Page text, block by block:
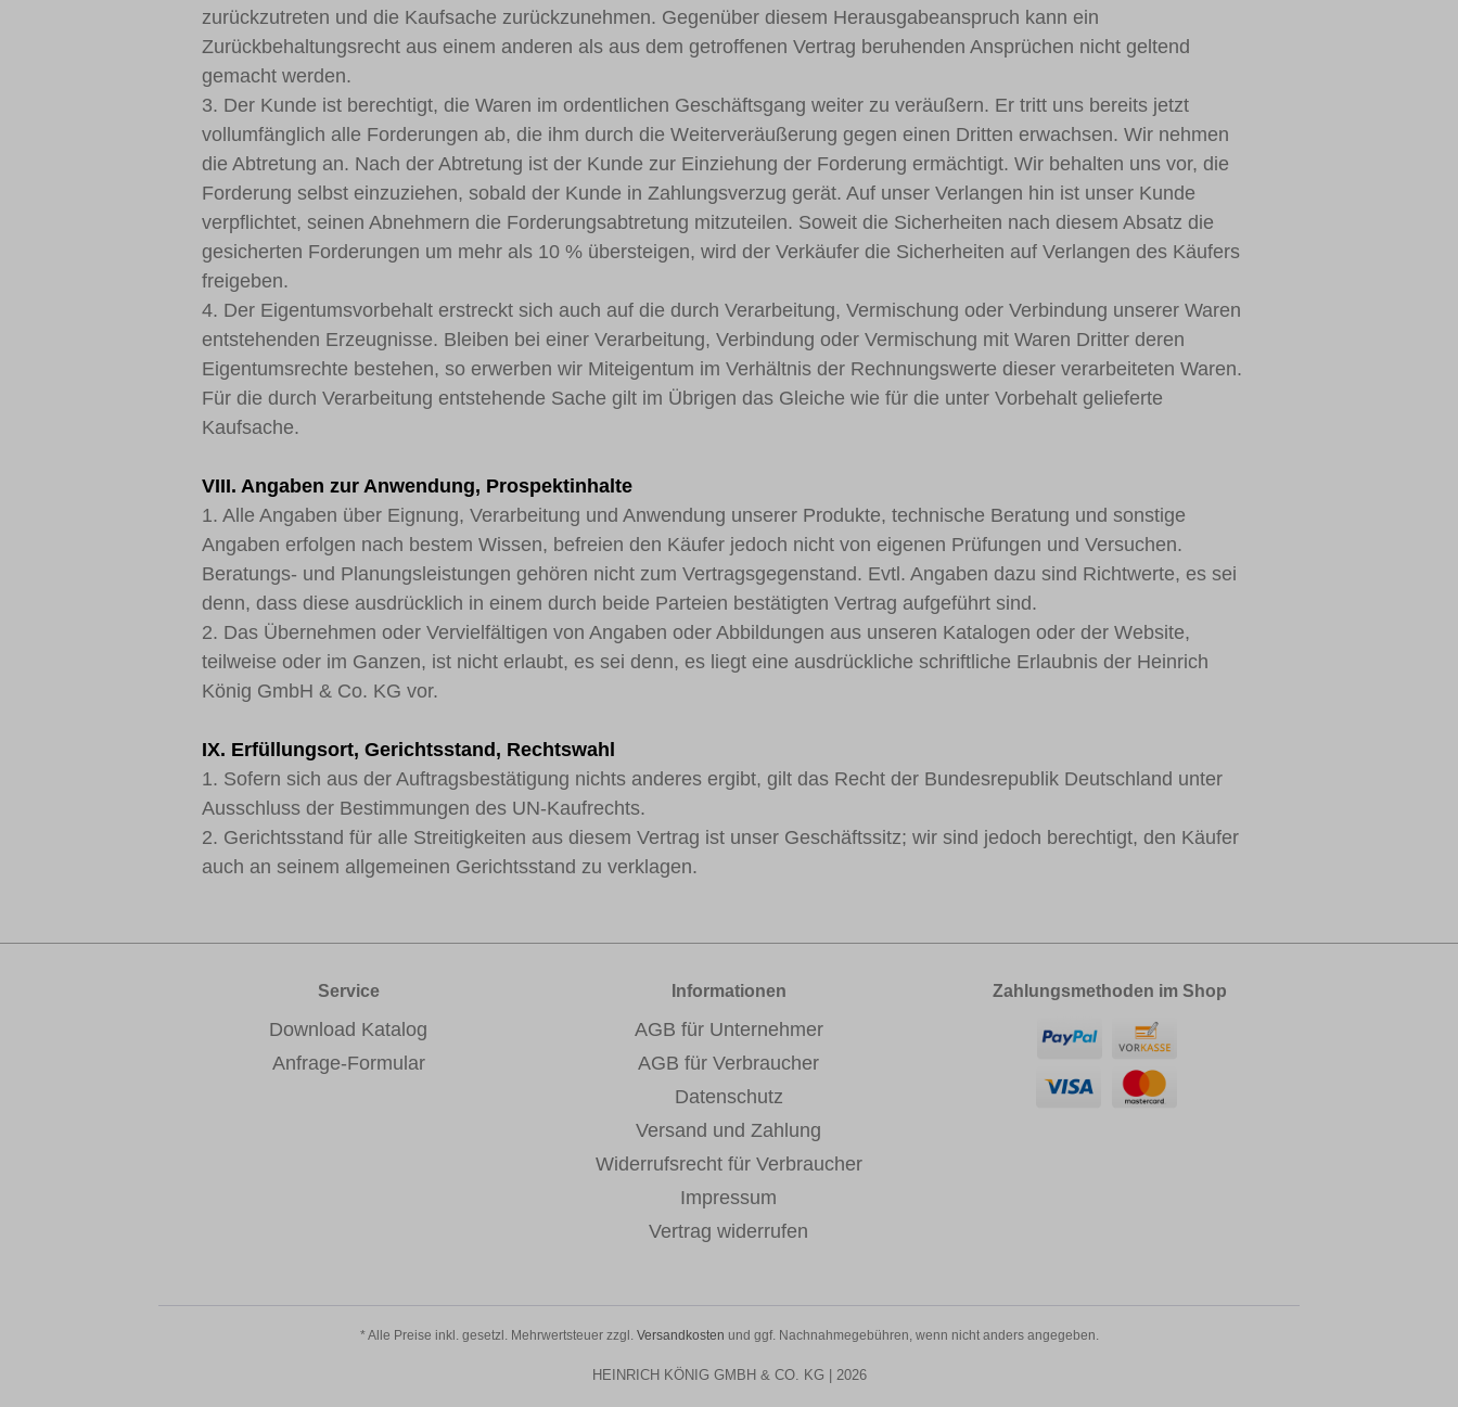
zurückzutreten und die Kaufsache zurückzunehmen. Gegenüber diesem Herausgabeanspruch kann ein
Zurückbehaltungsrecht aus einem anderen als aus dem getroffenen Vertrag beruhenden Ansprüchen nicht geltend
gemacht werden.
3. Der Kunde ist berechtigt, die Waren im ordentlichen Geschäftsgang weiter zu veräußern. Er tritt uns bereits jetzt
vollumfänglich alle Forderungen ab, die ihm durch die Weiterveräußerung gegen einen Dritten erwachsen. Wir nehmen
die Abtretung an. Nach der Abtretung ist der Kunde zur Einziehung der Forderung ermächtigt. Wir behalten uns vor, die
Forderung selbst einzuziehen, sobald der Kunde in Zahlungsverzug gerät. Auf unser Verlangen hin ist unser Kunde
verpflichtet, seinen Abnehmern die Forderungsabtretung mitzuteilen. Soweit die Sicherheiten nach diesem Absatz die
gesicherten Forderungen um mehr als 10 % übersteigen, wird der Verkäufer die Sicherheiten auf Verlangen des Käufers
freigeben.
4. Der Eigentumsvorbehalt erstreckt sich auch auf die durch Verarbeitung, Vermischung oder Verbindung unserer Waren
entstehenden Erzeugnisse. Bleiben bei einer Verarbeitung, Verbindung oder Vermischung mit Waren Dritter deren
Eigentumsrechte bestehen, so erwerben wir Miteigentum im Verhältnis der Rechnungswerte dieser verarbeiteten Waren.
Für die durch Verarbeitung entstehende Sache gilt im Übrigen das Gleiche wie für die unter Vorbehalt gelieferte
Kaufsache.
VIII. Angaben zur Anwendung, Prospektinhalte
1. Alle Angaben über Eignung, Verarbeitung und Anwendung unserer Produkte, technische Beratung und sonstige
Angaben erfolgen nach bestem Wissen, befreien den Käufer jedoch nicht von eigenen Prüfungen und Versuchen.
Beratungs- und Planungsleistungen gehören nicht zum Vertragsgegenstand. Evtl. Angaben dazu sind Richtwerte, es sei
denn, dass diese ausdrücklich in einem durch beide Parteien bestätigten Vertrag aufgeführt sind.
2. Das Übernehmen oder Vervielfältigen von Angaben oder Abbildungen aus unseren Katalogen oder der Website,
teilweise oder im Ganzen, ist nicht erlaubt, es sei denn, es liegt eine ausdrückliche schriftliche Erlaubnis der Heinrich
König GmbH & Co. KG vor.
IX. Erfüllungsort, Gerichtsstand, Rechtswahl
1. Sofern sich aus der Auftragsbestätigung nichts anderes ergibt, gilt das Recht der Bundesrepublik Deutschland unter
Ausschluss der Bestimmungen des UN-Kaufrechts.
2. Gerichtsstand für alle Streitigkeiten aus diesem Vertrag ist unser Geschäftssitz; wir sind jedoch berechtigt, den Käufer
auch an seinem allgemeinen Gerichtsstand zu verklagen.
Service
Download Katalog
Anfrage-Formular
Informationen
AGB für Unternehmer
AGB für Verbraucher
Datenschutz
Versand und Zahlung
Widerrufsrecht für Verbraucher
Impressum
Vertrag widerrufen
Zahlungsmethoden im Shop
* Alle Preise inkl. gesetzl. Mehrwertsteuer zzgl. Versandkosten und ggf. Nachnahmegebühren, wenn nicht anders angegeben.
HEINRICH KÖNIG GMBH & CO. KG | 2026